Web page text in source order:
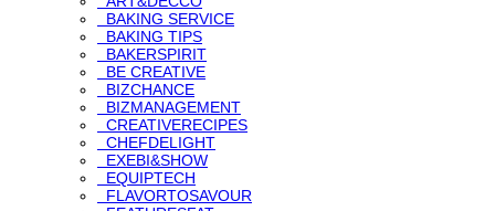
BAKING SERVICE
BAKING TIPS
BAKERSPIRIT
BE CREATIVE
BIZCHANCE
BIZMANAGEMENT
CREATIVERECIPES
CHEFDELIGHT
EXEBI&SHOW
EQUIPTECH
FLAVORTOSAVOUR